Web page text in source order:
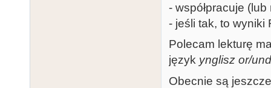
- współpracuje (lub
- jeśli tak, to wyniki
Polecam lekturę
język ynglisz or/
Obecnie są